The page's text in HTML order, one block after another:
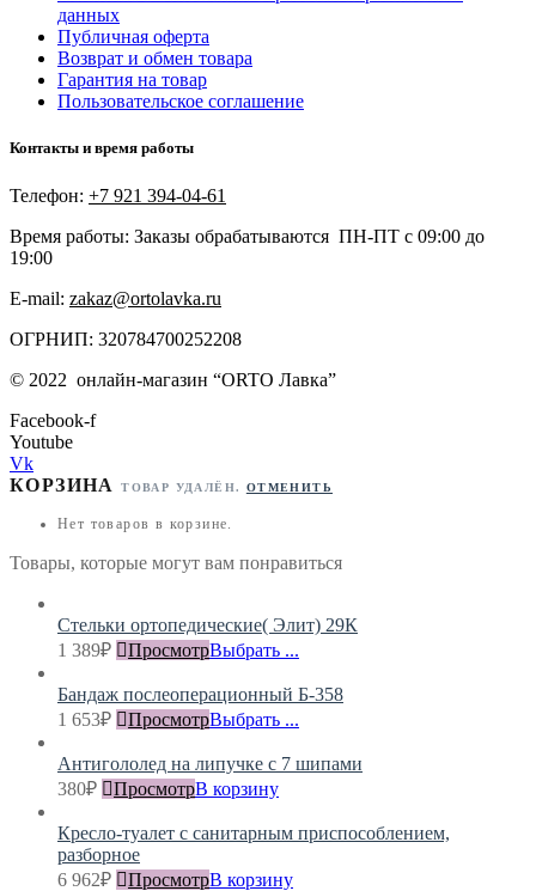
данных
Публичная оферта
Возврат и обмен товара
Гарантия на товар
Пользовательское соглашение
Контакты и время работы
Телефон: +7 921 394-04-61
Время работы: Заказы обрабатываются ПН-ПТ с 09:00 до
19:00
E-mail: zakaz@ortolavka.ru
ОГРНИП: 320784700252208
© 2022 онлайн-магазин “ORTO Лавка”
Facebook-f
Youtube
Vk
КОРЗИНАТОВАР УДАЛЁН. ОТМЕНИТЬ
Нет товаров в корзине.
Товары, которые могут вам понравиться
Стельки ортопедические( Элит) 29К
1 389₽ ПросмотрВыбрать ...
Бандаж послеоперационный Б-358
1 653₽ ПросмотрВыбрать ...
Антигололед на липучке с 7 шипами
380₽ ПросмотрВ корзину
Кресло-туалет с санитарным приспособлением,
разборное
6 962₽ ПросмотрВ корзину